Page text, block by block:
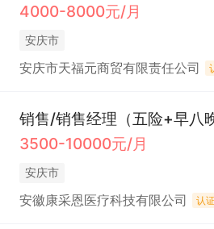
4000-8000元/月
安庆市
安庆市天福元商贸有限责任公司
销售/销售经理（五险+早八
3500-10000元/月
安庆市
安徽康采恩医疗科技有限公司 认